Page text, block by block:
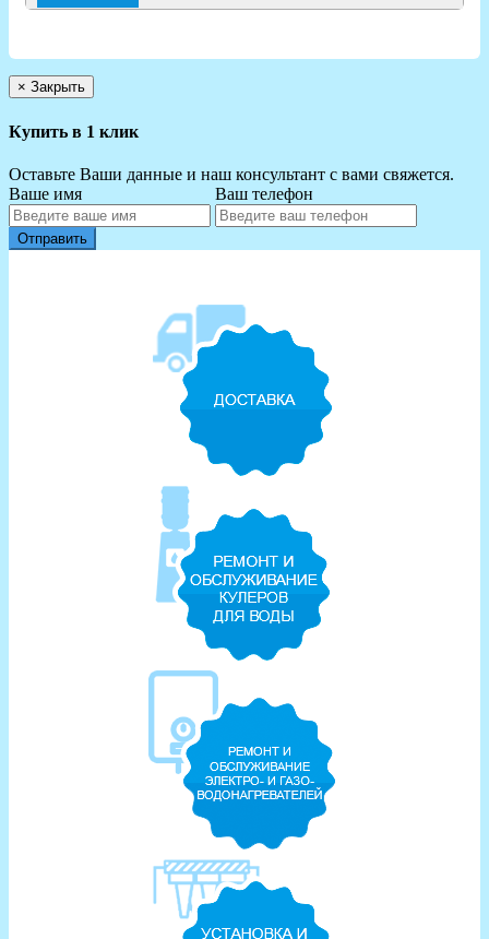
× Закрыть
Купить в 1 клик
Оставьте Ваши данные и наш консультант с вами свяжется.
Ваше имя
Ваш телефон
Отправить